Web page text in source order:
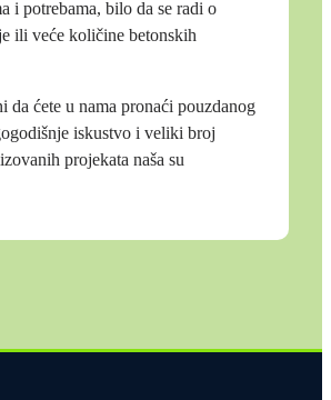
i potrebama, bilo da se radi o
ili veće količine betonskih
da ćete u nama pronaći pouzdanog
iskustvo i veliki broj
projekata naša su